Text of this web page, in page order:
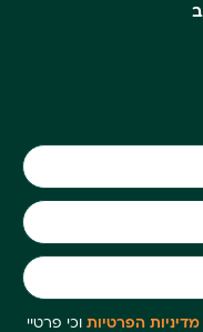
מדיניות הפרטיות וכי פרטיי